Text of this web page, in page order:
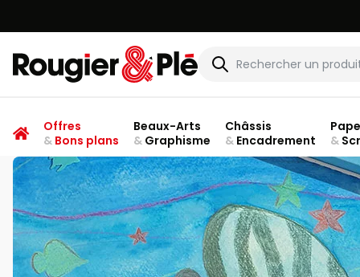
Rougier & Plé
Offres
&Bons plans
Beaux-Arts
&Graphisme
Châssis
&Encadrement
&